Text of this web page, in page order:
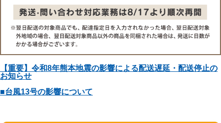
【重要】令和8年熊本地震の影響による配送遅延・配送停止の
お知らせ
■台風13号の影響について